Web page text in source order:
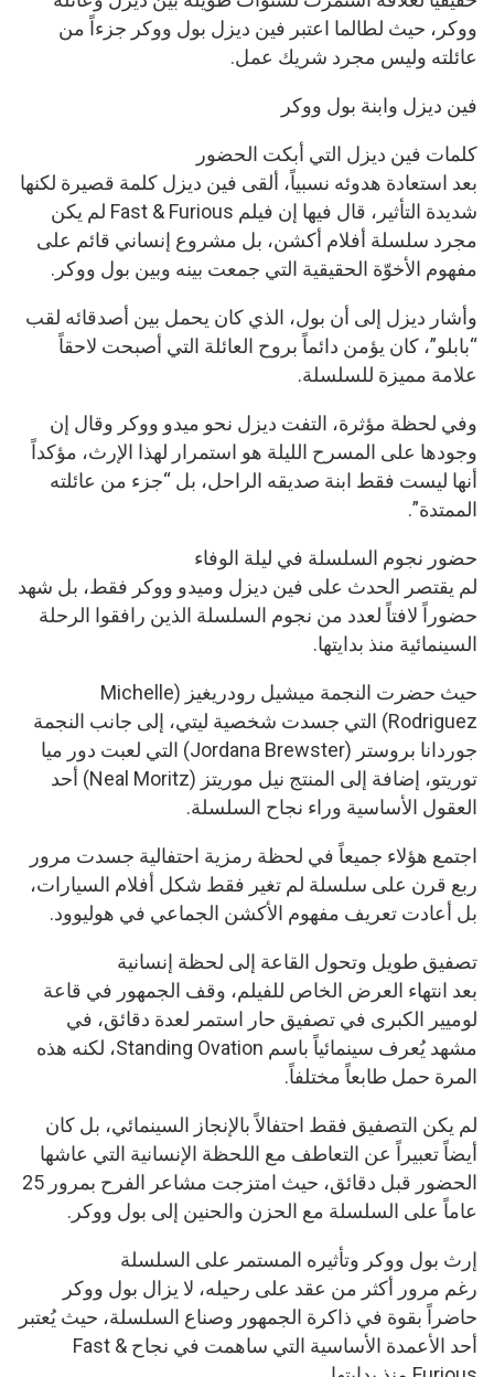
ووكر، حيث لطالما اعتبر فين ديزل بول ووكر جزءاً من
عائلته وليس مجرد شريك عمل.
فين ديزل وابنة بول ووكر
كلمات فين ديزل التي أبكت الحضور
بعد استعادة هدوئه نسبياً، ألقى فين ديزل كلمة قصيرة لكنها
شديدة التأثير، قال فيها إن فيلم Fast & Furious لم يكن
مجرد سلسلة أفلام أكشن، بل مشروع إنساني قائم على
مفهوم الأخوّة الحقيقية التي جمعت بينه وبين بول ووكر.
وأشار ديزل إلى أن بول، الذي كان يحمل بين أصدقائه لقب
“بابلو”، كان يؤمن دائماً بروح العائلة التي أصبحت لاحقاً
علامة مميزة للسلسلة.
وفي لحظة مؤثرة، التفت ديزل نحو ميدو ووكر وقال إن
وجودها على المسرح الليلة هو استمرار لهذا الإرث، مؤكداً
أنها ليست فقط ابنة صديقه الراحل، بل “جزء من عائلته
الممتدة”.
حضور نجوم السلسلة في ليلة الوفاء
لم يقتصر الحدث على فين ديزل وميدو ووكر فقط، بل شهد
حضوراً لافتاً لعدد من نجوم السلسلة الذين رافقوا الرحلة
السينمائية منذ بدايتها.
حيث حضرت النجمة ميشيل رودريغيز (Michelle
Rodriguez) التي جسدت شخصية ليتي، إلى جانب النجمة
جوردانا بروستر (Jordana Brewster) التي لعبت دور ميا
توريتو، إضافة إلى المنتج نيل موريتز (Neal Moritz) أحد
العقول الأساسية وراء نجاح السلسلة.
اجتمع هؤلاء جميعاً في لحظة رمزية احتفالية جسدت مرور
ربع قرن على سلسلة لم تغير فقط شكل أفلام السيارات،
بل أعادت تعريف مفهوم الأكشن الجماعي في هوليوود.
تصفيق طويل وتحول القاعة إلى لحظة إنسانية
بعد انتهاء العرض الخاص للفيلم، وقف الجمهور في قاعة
لوميير الكبرى في تصفيق حار استمر لعدة دقائق، في
مشهد يُعرف سينمائياً باسم Standing Ovation، لكنه هذه
المرة حمل طابعاً مختلفاً.
لم يكن التصفيق فقط احتفالاً بالإنجاز السينمائي، بل كان
أيضاً تعبيراً عن التعاطف مع اللحظة الإنسانية التي عاشها
الحضور قبل دقائق، حيث امتزجت مشاعر الفرح بمرور 25
عاماً على السلسلة مع الحزن والحنين إلى بول ووكر.
إرث بول ووكر وتأثيره المستمر على السلسلة
رغم مرور أكثر من عقد على رحيله، لا يزال بول ووكر
حاضراً بقوة في ذاكرة الجمهور وصناع السلسلة، حيث يُعتبر
أحد الأعمدة الأساسية التي ساهمت في نجاح Fast &